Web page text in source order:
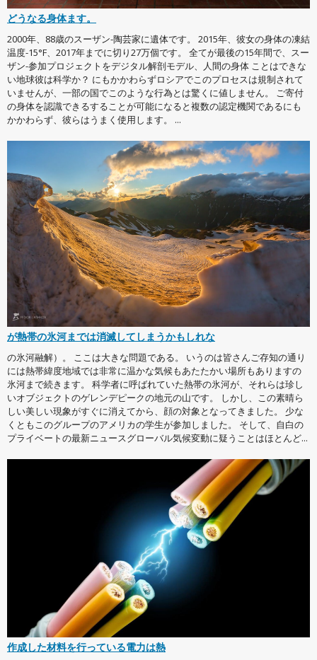
どうなる身体ます。
2000年、88歳のスーザン-陶芸家に遺体です。 2015年、彼女の身体の凍結
温度-15°F、2017年までに切り27万個です。 全てが最後の15年間で、スー
ザン-参加プロジェクトをデジタル解剖モデル、人間の身体 ことはできな
い地球彼は科学か？ にもかかわらずロシアでこのプロセスは規制されて
いませんが、一部の国でこのような行為とは驚くに値しません。 ご寄付
の身体を認識できるすることが可能になると複数の認定機関であるにも
かかわらず、彼らはうまく使用します。 ...
が熱帯の氷河までは消滅してしまうかもしれな
の氷河融解）。 ここは大きな問題である。 いうのは皆さんご存知の通り
には熱帯緯度地域では非常に温かな気候もあたたかい場所もありますの
氷河まで続きます。 科学者に呼ばれていた熱帯の氷河が、それらは珍し
いオブジェクトのゲレンデピークの地元の山です。 しかし、この素晴ら
しい美しい現象がすぐに消えてから、顔の対象となってきました。 少な
くともこのグループのアメリカの学生が参加しました。 そして、自白の
プライベートの最新ニュースグローバル気候変動に疑うことはほとんど...
作成した材料を行っている電力は熱